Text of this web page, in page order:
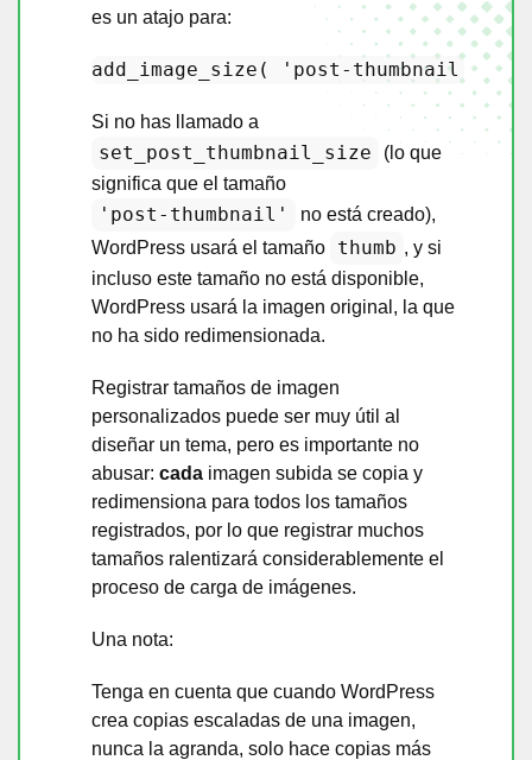
es un atajo para:
add_image_size ( 'post-thumbnail' ,
Si no has llamado a
set_post_thumbnail_size
(lo que
significa que el tamaño
'post-thumbnail'
no está creado),
WordPress usará el tamaño
thumb , y si
incluso este tamaño no está disponible,
WordPress usará la imagen original, la que
no ha sido redimensionada.
Registrar tamaños de imagen
personalizados puede ser muy útil al
diseñar un tema, pero es importante no
abusar: cada imagen subida se copia y
redimensiona para todos los tamaños
registrados, por lo que registrar muchos
tamaños ralentizará considerablemente el
proceso de carga de imágenes.
Una nota:
Tenga en cuenta que cuando WordPress
crea copias escaladas de una imagen,
nunca la agranda, solo hace copias más